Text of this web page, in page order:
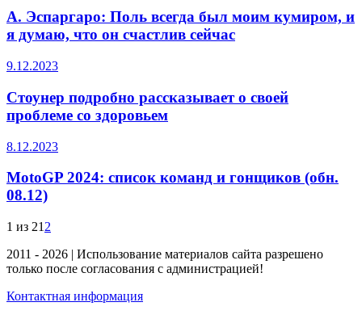
А. Эспаргаро: Поль всегда был моим кумиром, и
я думаю, что он счастлив сейчас
9.12.2023
Стоунер подробно рассказывает о своей
проблеме со здоровьем
8.12.2023
MotoGP 2024: список команд и гонщиков (обн.
08.12)
1 из 21 2
2011 - 2026 | Использование материалов сайта разрешено
только после согласования с администрацией!
Контактная информация